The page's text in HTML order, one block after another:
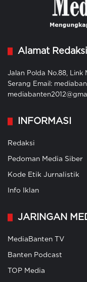
Alamat
Jalan Polda No.88, Link
Serang Email:
INFORMASI
Redaksi
Pedoman Media Siber
Kode Etik Jurnalistik
Info Iklan
JARINGAN
MediaBanten TV
Banten Podcast
TOP Media